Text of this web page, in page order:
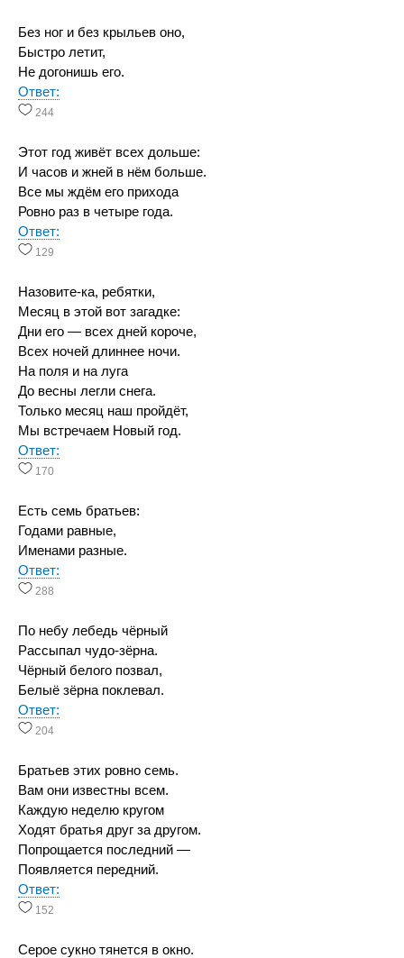
Без ног и без крыльев оно,
Быстро летит,
Не догонишь его.
Ответ:
244
Этот год живёт всех дольше:
И часов и жней в нём больше.
Все мы ждём его прихода
Ровно раз в четыре года.
Ответ:
129
Назовите-ка, ребятки,
Месяц в этой вот загадке:
Дни его — всех дней короче,
Всех ночей длиннее ночи.
На поля и на луга
До весны легли снега.
Только месяц наш пройдёт,
Мы встречаем Новый год.
Ответ:
170
Есть семь братьев:
Годами равные,
Именами разные.
Ответ:
288
По небу лебедь чёрный
Рассыпал чудо-зёрна.
Чёрный белого позвал,
Белыё зёрна поклевал.
Ответ:
204
Братьев этих ровно семь.
Вам они известны всем.
Каждую неделю кругом
Ходят братья друг за другом.
Попрощается последний —
Появляется передний.
Ответ:
152
Серое сукно тянется в окно.